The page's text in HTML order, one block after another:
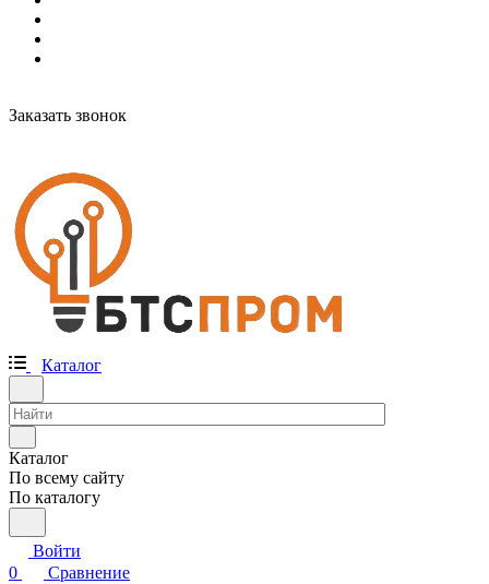
Заказать звонок
Каталог
Каталог
По всему сайту
По каталогу
Войти
0
Сравнение